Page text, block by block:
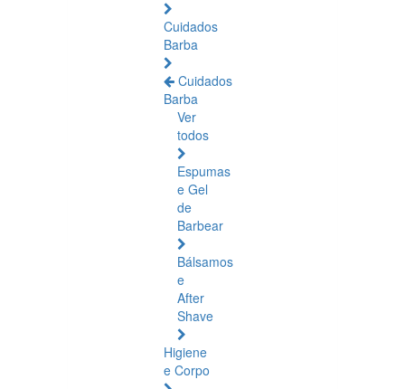
Cuidados
Barba
Cuidados
Barba
Ver
todos
Espumas
e Gel
de
Barbear
Bálsamos
e
After
Shave
Higiene
e Corpo